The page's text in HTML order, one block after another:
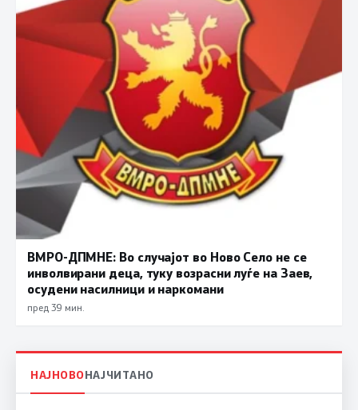
ВМРО-ДПМНЕ: Во случајот во Ново Село не се
инволвирани деца, туку возрасни луѓе на Заев,
осудени насилници и наркомани
пред 39 мин.
НАЈНОВОНАЈЧИТАНО